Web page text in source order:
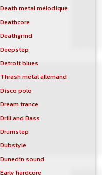
Death metal mélodique
Deathcore
Deathgrind
Deepstep
Detroit blues
Thrash metal allemand
Disco polo
Dream trance
Drill and Bass
Drumstep
Dubstyle
Dunedin sound
Early hardcore